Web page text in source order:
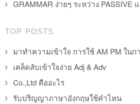
GRAMMAR ง่ายๆ ระหว่าง PASSIVE
TOP POSTS
มาทำความเข้าใจ การใช้ AM PM ในก
เคล็ดลับเข้าใจง่าย Adj & Adv
Co.,Ltd คืออะไร
รับปริญญาภาษาอังกฤษใช้คำไหน